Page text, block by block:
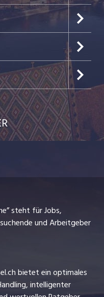
steht für Jobs,
und Arbeitgeber
bietet ein optimales
intelligenter